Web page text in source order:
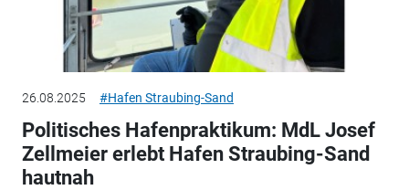
26.08.2025 #Hafen Straubing-Sand
Politisches Hafenpraktikum: MdL Josef
Zellmeier erlebt Hafen Straubing-Sand
hautnah